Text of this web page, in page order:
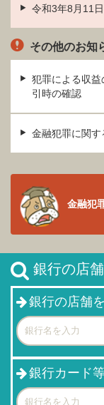
令和3年8月11
その他のお知
犯罪による収
引時の確認
金融犯罪に関
金融犯
銀行の店
銀行の店舗
銀行カード